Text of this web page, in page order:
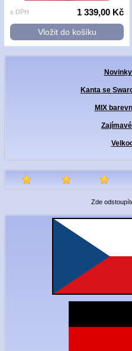
Kanta se
MIX
Zde
s DPH 1 339,00 Kč
Vložit do košíku